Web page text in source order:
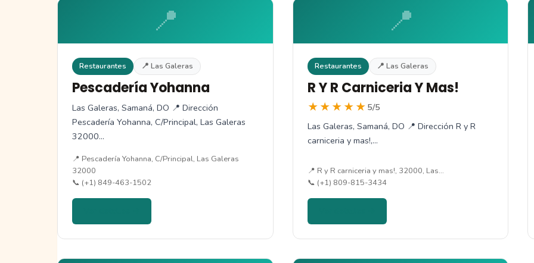
📍
Restaurantes 📍 Las Galeras
Pescadería Yohanna
Las Galeras, Samaná, DO 📍 Dirección
Pescadería Yohanna, C/Principal, Las Galeras
32000…
📍 Pescadería Yohanna, C/Principal, Las Galeras
32000
📞 (+1) 849-463-1502
📍
Restaurantes 📍 Las Galeras
R Y R Carniceria Y Mas!
★★★★★ 5/5
Las Galeras, Samaná, DO 📍 Dirección R y R
carniceria y mas!,…
📍 R y R carniceria y mas!, 32000, Las…
📞 (+1) 809-815-3434